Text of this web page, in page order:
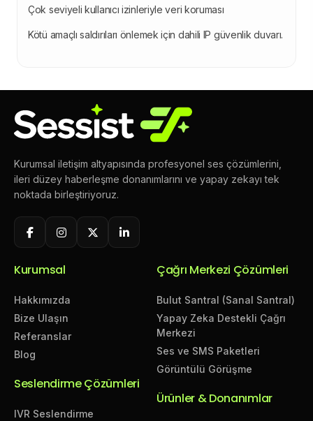
Çok seviyeli kullanıcı izinleriyle veri koruması
Kötü amaçlı saldırıları önlemek için dahili IP güvenlik duvarı.
Kurumsal iletişim altyapısında profesyonel ses çözümlerini,
ileri düzey haberleşme donanımlarını ve yapay zekayı tek
noktada birleştiriyoruz.
Kurumsal
Hakkımızda
Bize Ulaşın
Referanslar
Blog
Seslendirme Çözümleri
IVR Seslendirme
Çağrı Merkezi Çözümleri
Bulut Santral (Sanal Santral)
Yapay Zeka Destekli Çağrı
Merkezi
Ses ve SMS Paketleri
Görüntülü Görüşme
Ürünler & Donanımlar